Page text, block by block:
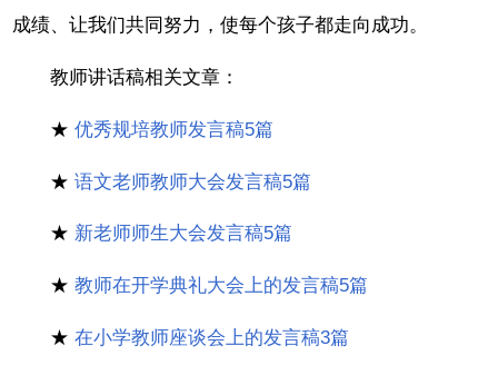
成绩、让我们共同努力，使每个孩子都走向成功。
教师讲话稿相关文章：
★优秀规培教师发言稿5篇
★语文老师教师大会发言稿5篇
★ 新老师师生大会发言稿5篇
★教师在开学典礼大会上的发言稿5篇
★在小学教师座谈会上的发言稿3篇